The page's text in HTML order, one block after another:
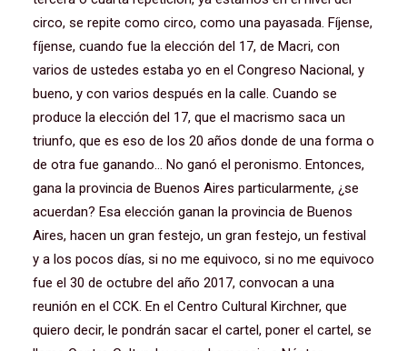
circo, se repite como circo, como una payasada. Fíjense,
fíjense, cuando fue la elección del 17, de Macri, con
varios de ustedes estaba yo en el Congreso Nacional, y
bueno, y con varios después en la calle. Cuando se
produce la elección del 17, que el macrismo saca un
triunfo, que es eso de los 20 años donde de una forma o
de otra fue ganando… No ganó el peronismo. Entonces,
gana la provincia de Buenos Aires particularmente, ¿se
acuerdan? Esa elección ganan la provincia de Buenos
Aires, hacen un gran festejo, un gran festejo, un festival
y a los pocos días, si no me equivoco, si no me equivoco
fue el 30 de octubre del año 2017, convocan a una
reunión en el CCK. En el Centro Cultural Kirchner, que
quiero decir, le pondrán sacar el cartel, poner el cartel, se